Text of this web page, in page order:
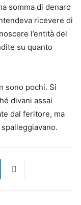
somma di denaro
ricevere di
l’entità del
su quanto
sono pochi. Si
divani assai
dal feritore, ma